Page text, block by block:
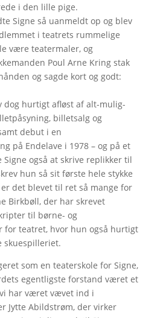
i den lille pige.
Signe så uanmeldt op og blev
i teatrets rummelige
være teatermaler, og
Poul Arne Kring stak
og sagde kort og godt:
dog hurtigt afløst af alt-mulig-
billetsalg og
debut i en
på Endelave i 1978 – og på et
også at skrive replikker til
hun så sit første hele stykke
det blevet til ret så mange for
Birkbøll, der har skrevet
til børne- og
for teatret, hvor hun også hurtigt
skuespilleriet.
som en teaterskole for Signe,
egentligste forstand været et
har været vævet ind i
Jytte Abildstrøm, der virker